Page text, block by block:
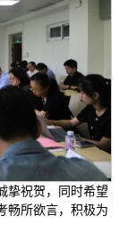
挚祝贺，同时希望
畅所欲言，积极为